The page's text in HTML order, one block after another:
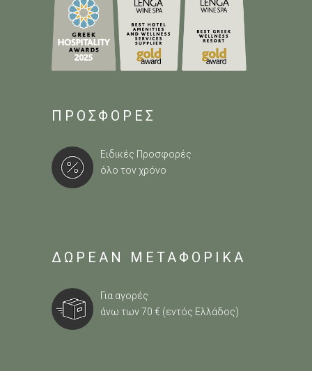
ΠΡΟΣΦΟΡΕΣ
Ειδικές Προσφορές
όλο τον χρόνο
ΔΩΡΕΑΝ ΜΕΤΑΦΟΡΙΚΑ
Για αγορές
άνω των 70 € (εντός Ελλάδος)